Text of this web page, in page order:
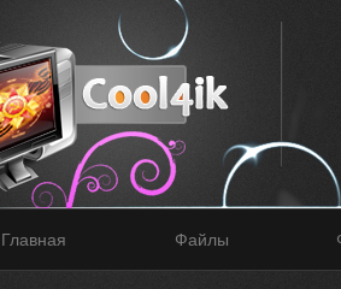
Главная Файлы